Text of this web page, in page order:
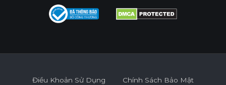
Điều Khoản Sử Dụng Chính Sách Bảo Mật